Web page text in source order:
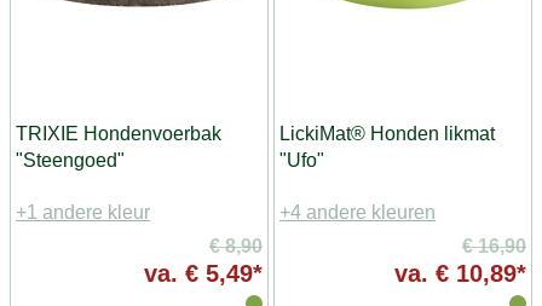
TRIXIE Hondenvoerbak
"Steengoed"
+1 andere kleur
€ 8,90
va. € 5,49*
LickiMat® Honden likmat
"Ufo"
+4 andere kleuren
€ 16,90
va. € 10,89*